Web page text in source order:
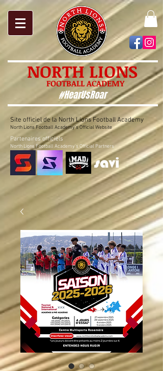
NORTH LIONS
#HearUsRoar
FOOTBALL ACADEMY
Site officiel de la North Lions Football Academy
North Lions Football Academy's Official Website
Partenaires officiels
North Lions Football Academy's Official Partners